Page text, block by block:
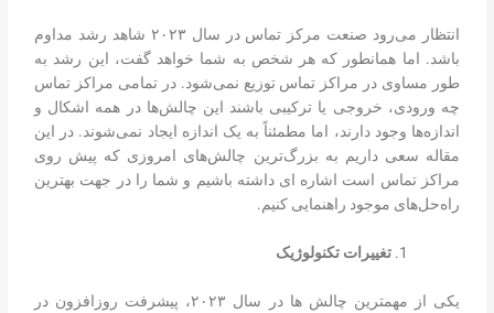
انتظار می‌رود صنعت مرکز تماس در سال ۲۰۲۳ شاهد رشد مداوم
باشد. اما همانطور که هر شخص به شما خواهد گفت، این رشد به
طور مساوی در مراکز تماس توزیع نمی‌شود. در تمامی مراکز تماس
چه ورودی، خروجی یا ترکیبی باشند این چالش‌ها در همه اشکال و
اندازه‌ها وجود دارند، اما مطمئناً به یک اندازه ایجاد نمی‌شوند. در این
مقاله سعی داریم به بزرگ‌ترین چالش‌های امروزی که پیش روی
مراکز تماس است اشاره ای داشته باشیم و شما را در جهت بهترین
راه‌حل‌های موجود راهنمایی کنیم.
تغییرات تکنولوژیک
یکی از مهمترین چالش ها در سال ۲۰۲۳، پیشرفت روزافزون در